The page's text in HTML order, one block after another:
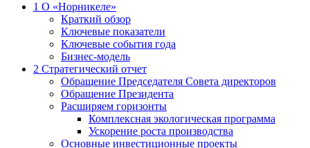
1 О «Норникеле»
Краткий обзор
Ключевые показатели
Ключевые события года
Бизнес-модель
2 Стратегический отчет
Обращение Председателя Совета директоров
Обращение Президента
Расширяем горизонты
Комплексная экологическая программа
Ускорение роста производства
Основные инвестиционные проекты